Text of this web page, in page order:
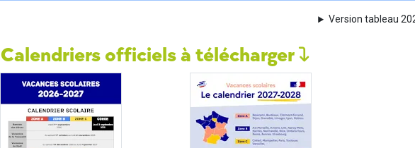
Version tableau
Calendriers officiels à télécharger